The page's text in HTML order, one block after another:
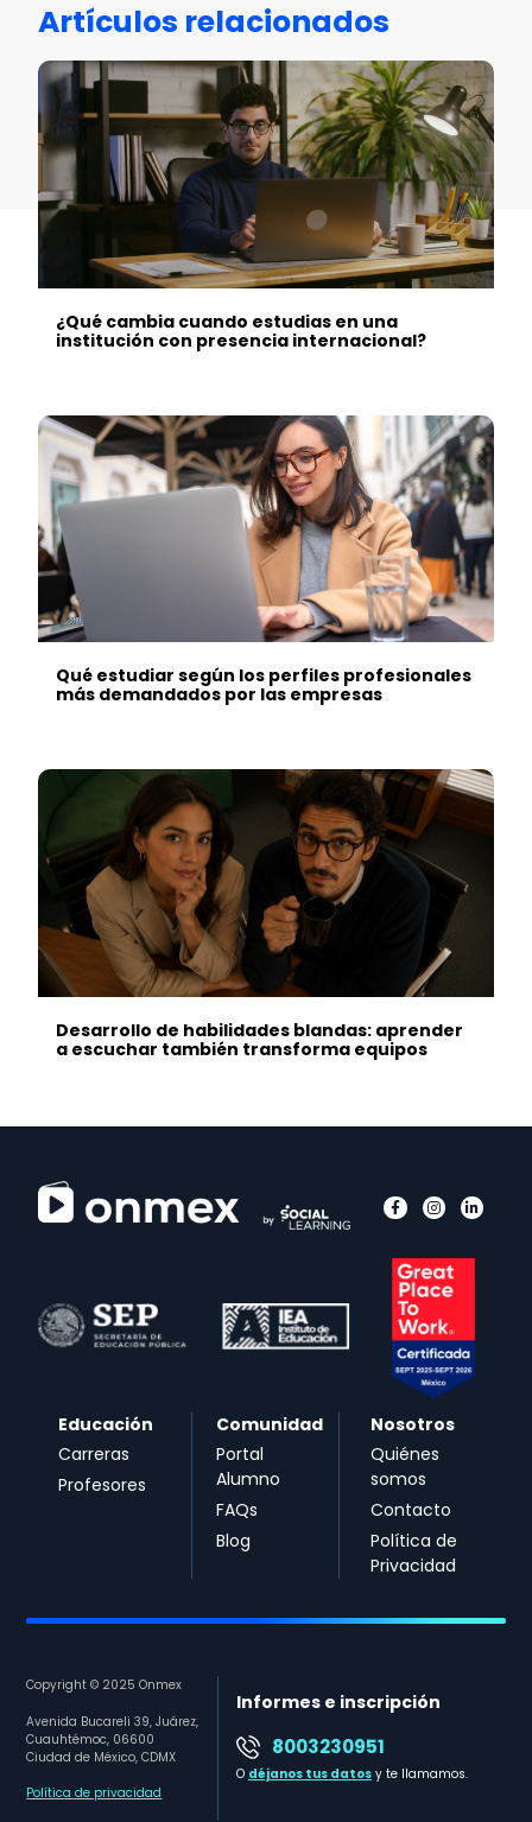
Artículos relacionados
¿Qué cambia cuando estudias en una
institución con presencia internacional?
Qué estudiar según los perfiles profesionales
más demandados por las empresas
Desarrollo de habilidades blandas: aprender
a escuchar también transforma equipos
Educación
Carreras
Profesores
Comunidad
Portal
Alumno
FAQs
Blog
Nosotros
Quiénes
somos
Contacto
Política de
Privacidad
Copyright © 2025 Onmex
Avenida Bucareli 39, Juárez,
Cuauhtémoc, 06600
Ciudad de México, CDMX
Política de privacidad
Informes e inscripción
8003230951
O déjanos tus datosy te llamamos.